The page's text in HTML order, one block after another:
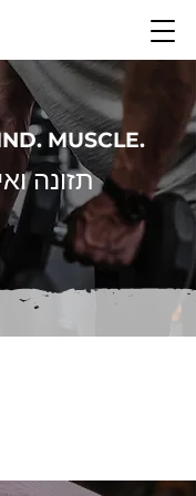
MUSCLE.
תזונה